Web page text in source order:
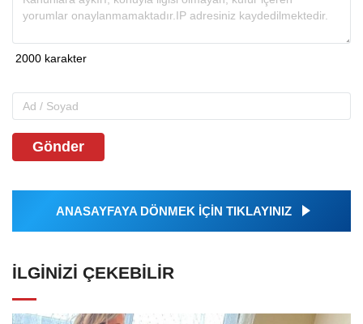
Gönder
ANASAYFAYA DÖNMEK İÇİN TIKLAYINIZ
İLGINIZI ÇEKEBILIR